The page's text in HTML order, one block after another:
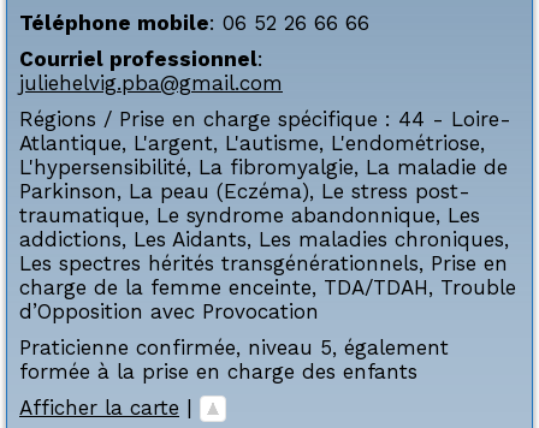
Téléphone mobile: 06 52 26 66 66
Courriel professionnel:
juliehelvig.pba@gmail.com
Régions / Prise en charge spécifique : 44 - Loire-
Atlantique, L'argent, L'autisme, L'endométriose,
L'hypersensibilité, La fibromyalgie, La maladie de
Parkinson, La peau (Eczéma), Le stress post-
traumatique, Le syndrome abandonnique, Les
addictions, Les Aidants, Les maladies chroniques,
Les spectres hérités transgénérationnels, Prise en
charge de la femme enceinte, TDA/TDAH, Trouble
d’Opposition avec Provocation
Praticienne confirmée, niveau 5, également
formée à la prise en charge des enfants
Afficher la carte |